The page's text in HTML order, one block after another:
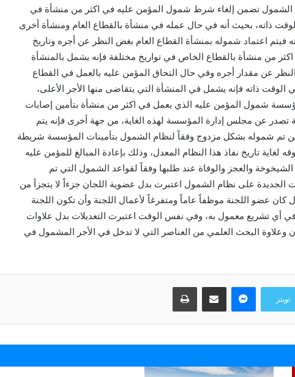
الشمول تضمن إلغاء شرط شمول المؤمن عليه في اكثر من منشأة في
ذاته، بحيث أنه في حال عمله في منشأة بالقطاع العام ومنشأة أخرى
فيتم اعتماد شموله بمنشأة القطاع العام بغض النظر عن أجره وتاريخ
اكثر من منشأة بالقطاع الخاص في تواريخ مختلفة فإنه يشمل بالمنشأة
النظر عن مقدار أجره وفي حال التحاق المؤمن عليه بالعمل في القطاع
ذاته فإنه يشمل في المنشأة التي يتقاضى منها الأجر الأعلى،
شمول المؤمن عليه الذي يعمل في اكثر من منشأة بتأمين إصابات
تصدر عن مجلس إدارة المؤسسة لهذه الغاية، من جهة أخرى فإنه يتم
تم شموله بشكل مزدوج وفقاً لنظام الشمول بتأمينات المؤسسة شريطة
لغاية تاريخ نفاذ هذا النظام المعدل، وذلك بإعادة المبالغ للمؤمن عليه
والعجز والوفاة عند طلبها وفقاً لقواعد الشمول التي تم
الجديدة على نظام الشمول اعتبرت بدل عضوية اللجان جزءاً لا يتجزأ من
كان عضو اللجنة موظفاً عاماً ومتفرغاً لأعمال اللجنة وأن تكون اللجنة
أي تشريع معمول به، وفي نفس الوقت اعتبرت التعديلات بدل علاوات
وعلاوة البحث العلمي من العناصر التي لا تدخل في الأجر المشمول في
تويتر
ماسنجر مشاركة عبر البريد طباعة